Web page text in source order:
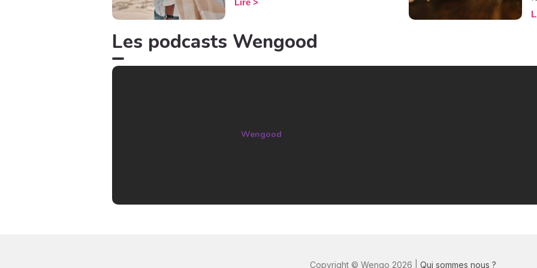
consacrer à l’essentiel : les relations
le chercher à l’autre bout de la planète,
la clé étant de rompre avec le quotidien
pour que l’esprit soit libéré de sa charge
Les podcasts Wengood
Wengood
Copyright © Wengo 2026 | Qui sommes nous ?